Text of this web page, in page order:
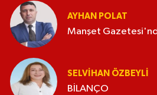
AYHAN POLAT
Manşet
SELVIHAN ÖZBEYLI
BİLANÇO